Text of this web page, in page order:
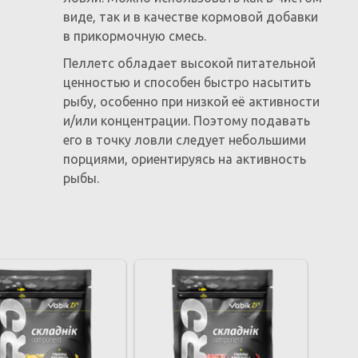
виде, так и в качестве кормовой добавки
в прикормочную смесь.
Пеллетс обладает высокой питательной
ценностью и способен быстро насытить
рыбу, особенно при низкой её активности
и/или концентрации. Поэтому подавать
его в точку ловли следует небольшими
порциями, ориентируясь на активность
рыбы.